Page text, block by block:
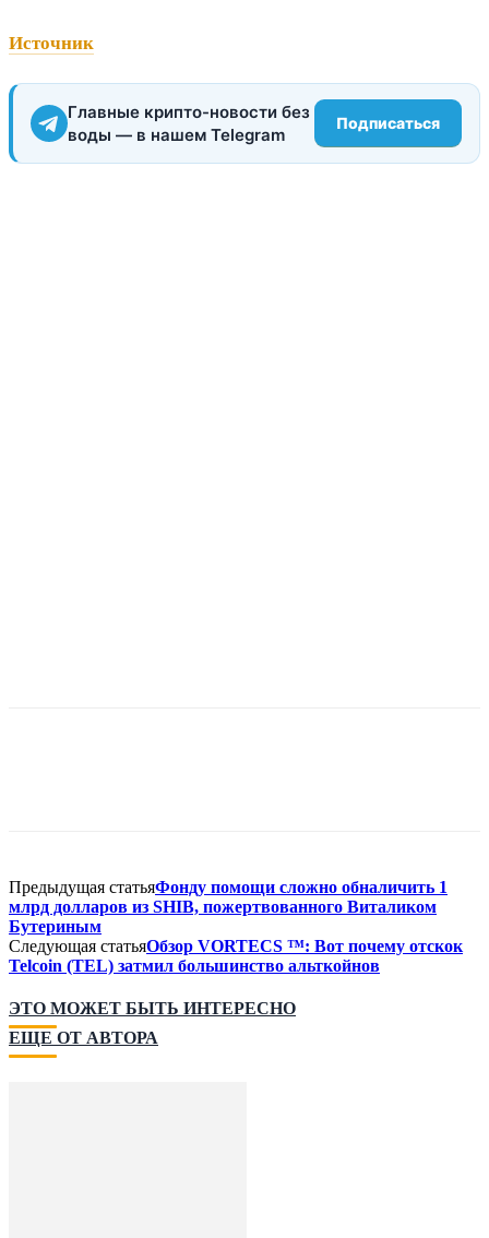
Источник
Главные крипто-новости без
воды — в нашем Telegram
Подписаться
Предыдущая статьяФонду помощи сложно обналичить 1
млрд долларов из SHIB, пожертвованного Виталиком
Бутериным
Следующая статьяОбзор VORTECS ™: Вот почему отскок
Telcoin (TEL) затмил большинство альткойнов
ЭТО МОЖЕТ БЫТЬ ИНТЕРЕСНО
ЕЩЕ ОТ АВТОРА